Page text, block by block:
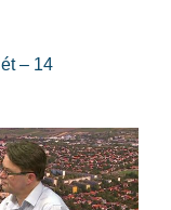
– 14